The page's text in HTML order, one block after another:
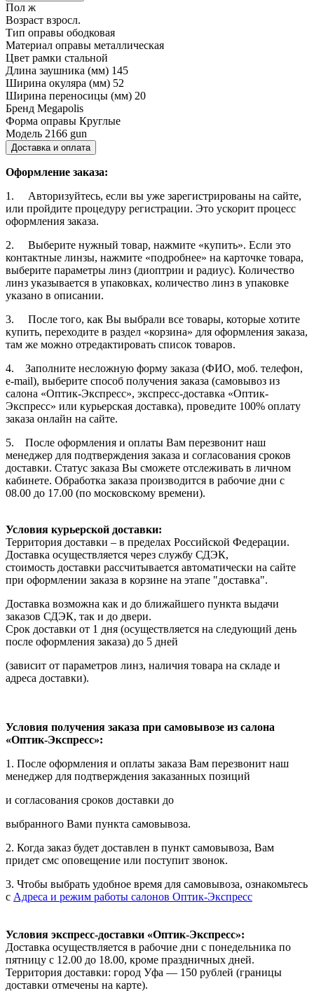
Пол ж
Возраст взросл.
Тип оправы ободковая
Материал оправы металлическая
Цвет рамки стальной
Длина заушника (мм) 145
Ширина окуляра (мм) 52
Ширина переносицы (мм) 20
Бренд Megapolis
Форма оправы Круглые
Модель 2166 gun
Доставка и оплата
Оформление заказа:
1. Авторизуйтесь, если вы уже зарегистрированы на сайте,
или пройдите процедуру регистрации. Это ускорит процесс
оформления заказа.
2. Выберите нужный товар, нажмите «купить». Если это
контактные линзы, нажмите «подробнее» на карточке товара,
выберите параметры линз (диоптрии и радиус). Количество
линз указывается в упаковках, количество линз в упаковке
указано в описании.
3. После того, как Вы выбрали все товары, которые хотите
купить, переходите в раздел «корзина» для оформления заказа,
там же можно отредактировать список товаров.
4. Заполните несложную форму заказа (ФИО, моб. телефон,
e-mail), выберите способ получения заказа (самовывоз из
салона «Оптик-Экспресс», экспресс-доставка «Оптик-
Экспресс» или курьерская доставка), проведите 100% оплату
заказа онлайн на сайте.
5. После оформления и оплаты Вам перезвонит наш
менеджер для подтверждения заказа и согласования сроков
доставки. Статус заказа Вы сможете отслеживать в личном
кабинете. Обработка заказа производится в рабочие дни с
08.00 до 17.00 (по московскому времени).
Условия курьерской доставки:
Территория доставки – в пределах Российской Федерации.
Доставка осуществляется через службу СДЭК,
стоимость доставки рассчитывается автоматически на сайте
при оформлении заказа в корзине на этапе "доставка".
Доставка возможна как и до ближайшего пункта выдачи
заказов СДЭК, так и до двери.
Срок доставки от 1 дня (осуществляется на следующий день
после оформления заказа) до 5 дней
(зависит от параметров линз, наличия товара на складе и
адреса доставки).
Условия получения заказа при самовывозе из салона
«Оптик-Экспресс»:
1. После оформления и оплаты заказа Вам перезвонит наш
менеджер для подтверждения заказанных позиций
и согласования сроков доставки до
выбранного Вами пункта самовывоза.
2. Когда заказ будет доставлен в пункт самовывоза, Вам
придет смс оповещение или поступит звонок.
3. Чтобы выбрать удобное время для самовывоза, ознакомьтесь
с Адреса и режим работы салонов Оптик-Экспресс
Условия экспресс-доставки «Оптик-Экспресс»:
Доставка осуществляется в рабочие дни с понедельника по
пятницу с 12.00 до 18.00, кроме праздничных дней.
Территория доставки: город Уфа — 150 рублей (границы
доставки отмечены на карте).